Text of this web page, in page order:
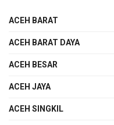
ACEH BARAT
ACEH BARAT DAYA
ACEH BESAR
ACEH JAYA
ACEH SINGKIL